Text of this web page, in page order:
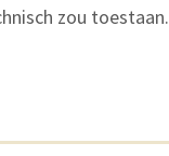
zou toestaan.